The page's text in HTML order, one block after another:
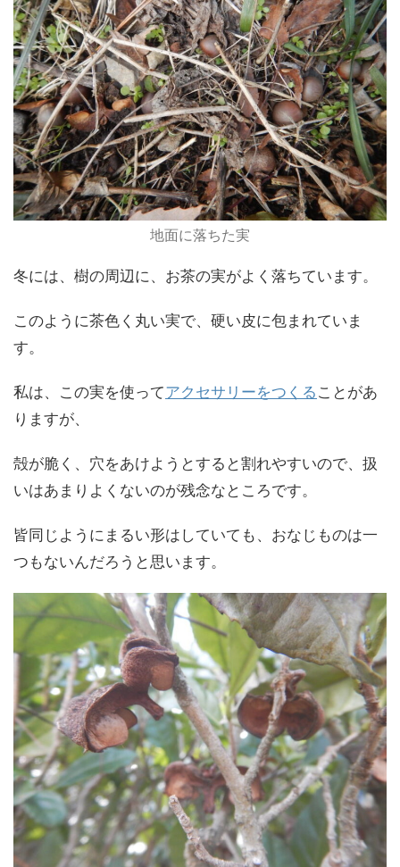
地面に落ちた実
冬には、樹の周辺に、お茶の実がよく落ちています。
このように茶色く丸い実で、硬い皮に包まれていま
す。
私は、この実を使ってアクセサリーをつくる ことがあ
りますが、
殻が脆く、穴をあけようとすると割れやすいので、扱
いはあまりよくないのが残念なところです。
皆同じようにまるい形はしていても、おなじものは一
つもないんだろうと思います。